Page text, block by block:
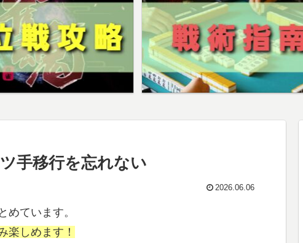
手移行を忘れない
2026.06.06
ています。
楽しめます！